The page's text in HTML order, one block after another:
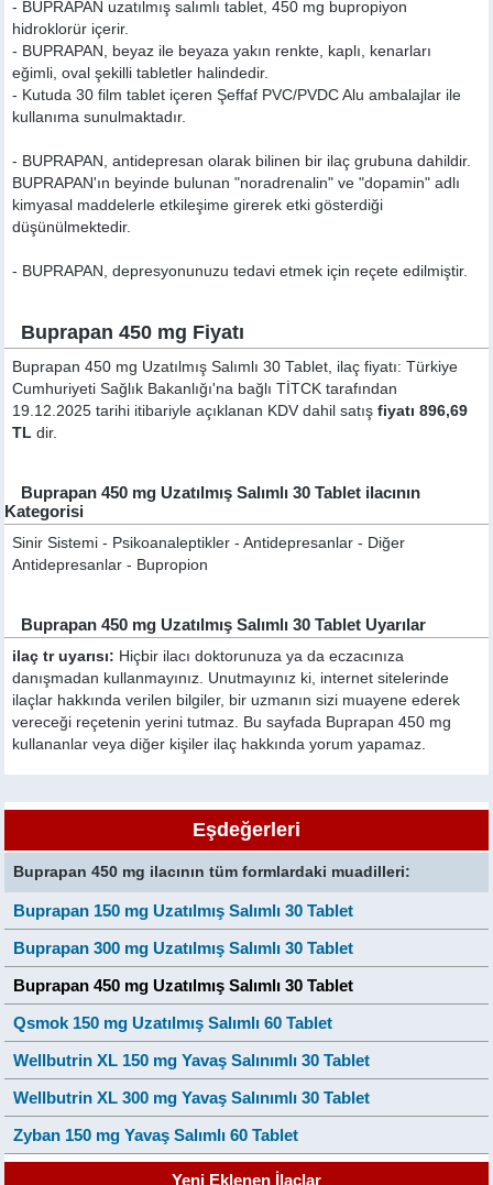
- BUPRAPAN uzatılmış salımlı tablet, 450 mg bupropiyon
hidroklorür içerir.
- BUPRAPAN, beyaz ile beyaza yakın renkte, kaplı, kenarları
eğimli, oval şekilli tabletler halindedir.
- Kutuda 30 film tablet içeren Şeffaf PVC/PVDC Alu ambalajlar ile
kullanıma sunulmaktadır.
- BUPRAPAN, antidepresan olarak bilinen bir ilaç grubuna dahildir.
BUPRAPAN'ın beyinde bulunan "noradrenalin" ve "dopamin" adlı
kimyasal maddelerle etkileşime girerek etki gösterdiği
düşünülmektedir.
- BUPRAPAN, depresyonunuzu tedavi etmek için reçete edilmiştir.
Buprapan 450 mg Fiyatı
Buprapan 450 mg Uzatılmış Salımlı 30 Tablet, ilaç fiyatı: Türkiye
Cumhuriyeti Sağlık Bakanlığı'na bağlı TİTCK tarafından
19.12.2025 tarihi itibariyle açıklanan KDV dahil satışfiyatı 896,69
TL dir.
Buprapan 450 mg Uzatılmış Salımlı 30 Tablet ilacının
Kategorisi
Sinir Sistemi - Psikoanaleptikler - Antidepresanlar - Diğer
Antidepresanlar - Bupropion
Buprapan 450 mg Uzatılmış Salımlı 30 Tablet Uyarılar
ilaç tr uyarısı: Hiçbir ilacı doktorunuza ya da eczacınıza
danışmadan kullanmayınız. Unutmayınız ki, internet sitelerinde
ilaçlar hakkında verilen bilgiler, bir uzmanın sizi muayene ederek
vereceği reçetenin yerini tutmaz. Bu sayfada Buprapan 450 mg
kullananlar veya diğer kişiler ilaç hakkında yorum yapamaz.
Eşdeğerleri
Buprapan 450 mg ilacının tüm formlardaki muadilleri:
Buprapan 150 mg Uzatılmış Salımlı 30 Tablet
Buprapan 300 mg Uzatılmış Salımlı 30 Tablet
Buprapan 450 mg Uzatılmış Salımlı 30 Tablet
Qsmok 150 mg Uzatılmış Salımlı 60 Tablet
Wellbutrin XL 150 mg Yavaş Salınımlı 30 Tablet
Wellbutrin XL 300 mg Yavaş Salınımlı 30 Tablet
Zyban 150 mg Yavaş Salımlı 60 Tablet
Yeni Eklenen İlaçlar